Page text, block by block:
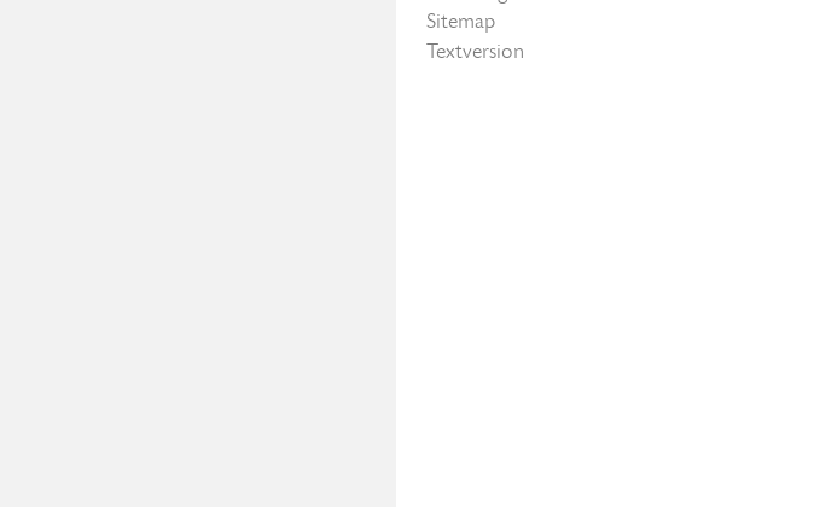
Sitemap
Textversion